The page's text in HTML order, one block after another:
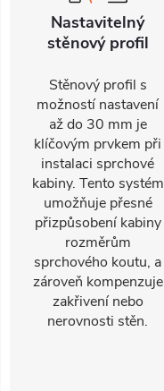
Nastavitelný
stěnový profil
Stěnový profil s
možností nastavení
až do 30 mm je
klíčovým prvkem při
instalaci sprchové
kabiny. Tento systém
umožňuje přesné
přizpůsobení kabiny
rozměrům
sprchového koutu, a
zároveň kompenzuje
zakřivení nebo
nerovnosti stěn.